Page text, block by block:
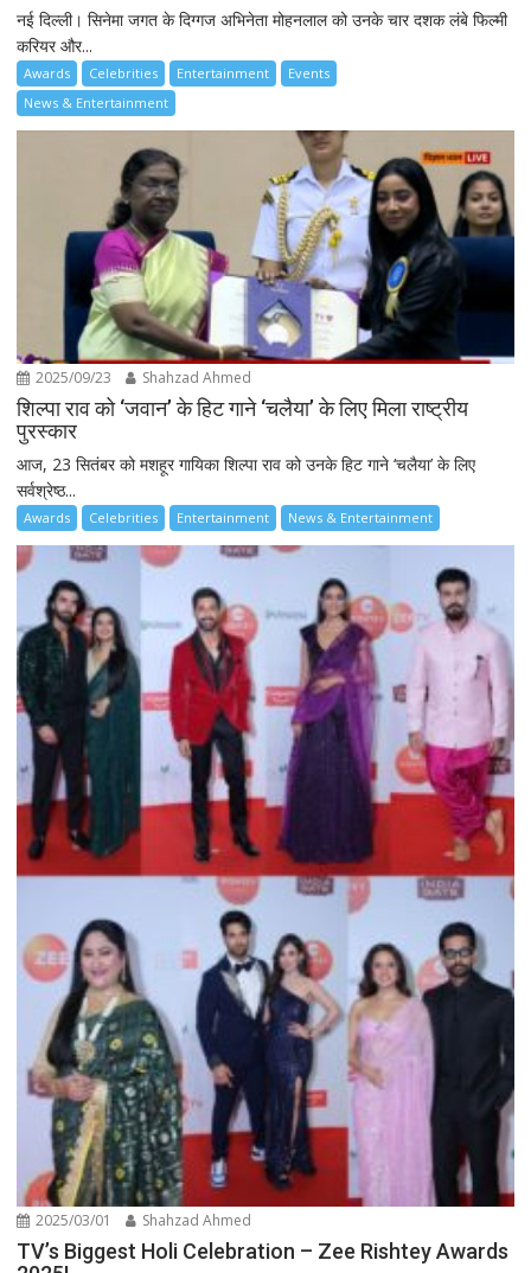
नई दिल्ली। सिनेमा जगत के दिग्गज अभिनेता मोहनलाल को उनके चार दशक लंबे फिल्मी
करियर और...
Awards Celebrities Entertainment
Events
News & Entertainment
2025/09/23 Shahzad Ahmed
शिल्पा राव को ‘जवान’ के हिट गाने ‘चलैया’ के लिए मिला राष्ट्रीय
पुरस्कार
आज, 23 सितंबर को मशहूर गायिका शिल्पा राव को उनके हिट गाने ‘चलैया’ के लिए
सर्वश्रेष्ठ...
Awards Celebrities Entertainment News & Entertainment
2025/03/01 Shahzad Ahmed
TV’s Biggest Holi Celebration – Zee Rishtey Awards